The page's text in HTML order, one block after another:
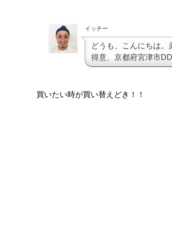
イッチー
どうも、こんにちは
得意、京都府宮津市
買いたい時が買い替えどき！！